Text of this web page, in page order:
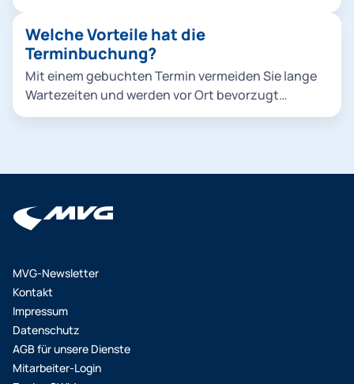
Welche Vorteile hat die
Terminbuchung?
Mit einem gebuchten Termin vermeiden Sie lange
Wartezeiten und werden vor Ort bevorzugt
bedient.
MVG-Newsletter
Kontakt
Impressum
Datenschutz
AGB für unsere Dienste
Mitarbeiter-Login